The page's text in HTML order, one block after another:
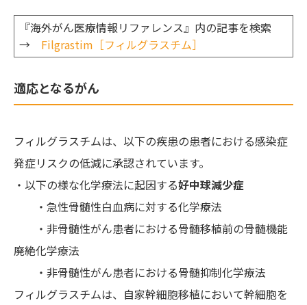
『海外がん医療情報リファレンス』内の記事を検索
→ Filgrastim［フィルグラスチム］
適応となるがん
フィルグラスチムは、以下の疾患の患者における感染症
発症リスクの低減に承認されています。
・以下の様な化学療法に起因する好中球減少症
・急性骨髄性白血病に対する化学療法
・非骨髄性がん患者における骨髄移植前の骨髄機能
廃絶化学療法
・非骨髄性がん患者における骨髄抑制化学療法
フィルグラスチムは、自家幹細胞移植において幹細胞を